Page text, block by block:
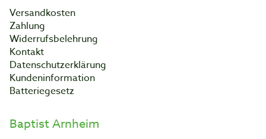
Versandkosten
Zahlung
Widerrufsbelehrung
Kontakt
Datenschutzerklärung
Kundeninformation
Batteriegesetz
Baptist Arnheim